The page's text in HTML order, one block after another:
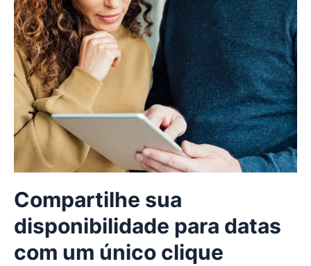
Compartilhe sua
disponibilidade para datas
com um único clique